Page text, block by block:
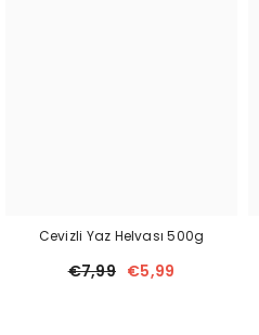
Cevizli Yaz Helvası 500g
€7,99 €5,99